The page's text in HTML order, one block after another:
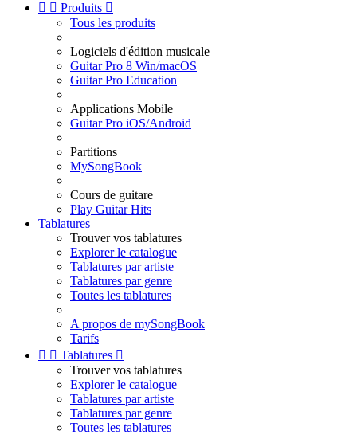
  Produits 
Tous les produits
Logiciels d'édition musicale
Guitar Pro 8 Win/macOS
Guitar Pro Education
Applications Mobile
Guitar Pro iOS/Android
Partitions
MySongBook
Cours de guitare
Play Guitar Hits
Tablatures
Trouver vos tablatures
Explorer le catalogue
Tablatures par artiste
Tablatures par genre
Toutes les tablatures
A propos de mySongBook
Tarifs
  Tablatures 
Trouver vos tablatures
Explorer le catalogue
Tablatures par artiste
Tablatures par genre
Toutes les tablatures